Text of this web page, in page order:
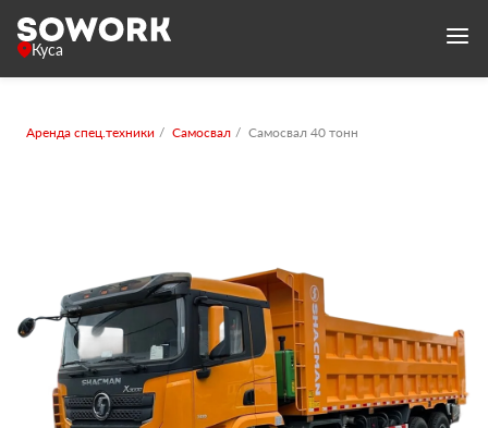
Куса
Аренда спец.техники Самосвал Самосвал 40 тонн